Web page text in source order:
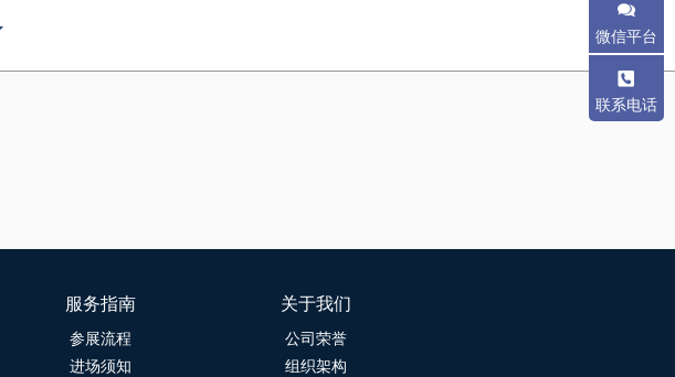
服务指南
参展流程
进场须知
关于我们
公司荣誉
组织架构
微信平台
联系电话